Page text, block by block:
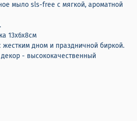
мыло sls-free с мягкой, ароматной
13х6х8см
жестким дном и праздничной биркой.
- высококачественный